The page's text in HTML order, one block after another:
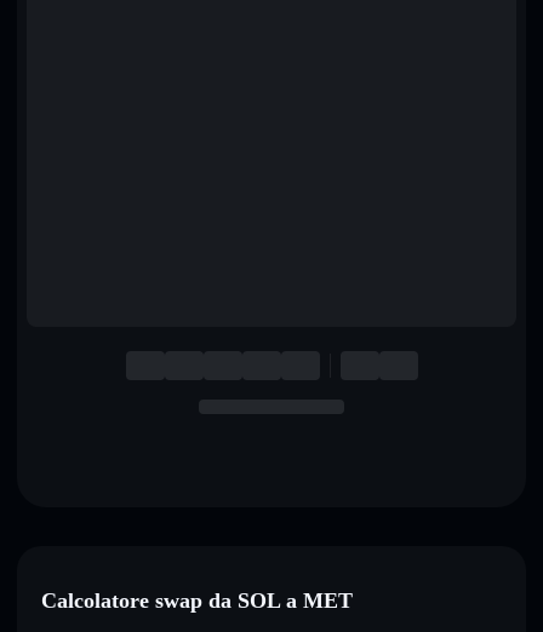
Calcolatore swap da SOL a MET